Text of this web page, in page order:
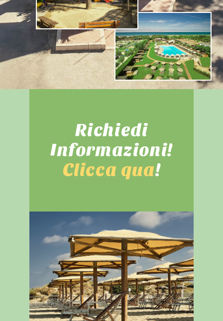
Richiedi
Informazioni!
Clicca qua!